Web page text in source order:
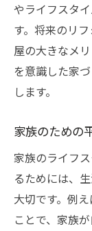
やライフスタ
す。将来のリ
屋の大きなメ
を意識した家
します。
家族のための
家族のライフ
るためには、
大切です。例
ことで、家族